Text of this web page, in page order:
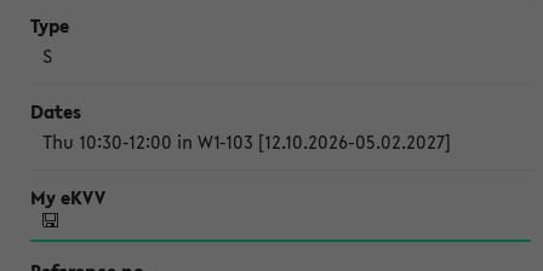
S
Thu 10:30-12:00 in W1-103 [12.10.2026-05.02.2027]